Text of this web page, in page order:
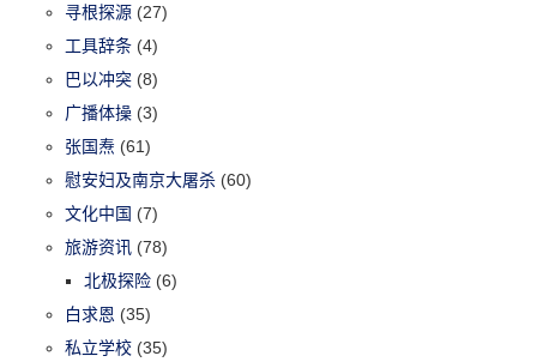
寻根探源 (27)
工具辞条 (4)
巴以冲突 (8)
广播体操 (3)
张国焘 (61)
慰安妇及南京大屠杀 (60)
文化中国 (7)
旅游资讯 (78)
北极探险 (6)
白求恩 (35)
私立学校 (35)